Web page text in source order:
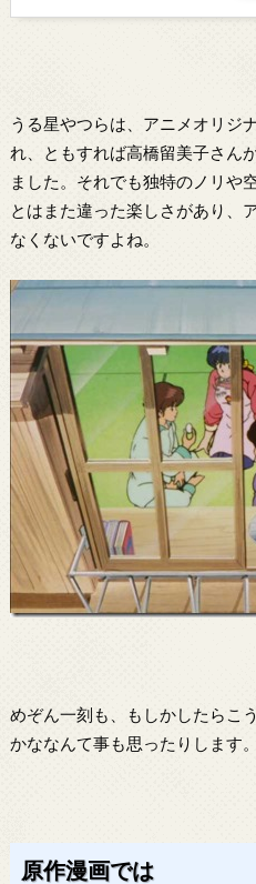
うる星やつらは、アニメオリジ
れ、ともすれば高橋留美子さん
ました。それでも独特のノリや
とはまた違った楽しさがあり、
なくないですよね。
めぞん一刻も、もしかしたらこ
かななんて事も思ったりします。
原作漫画では